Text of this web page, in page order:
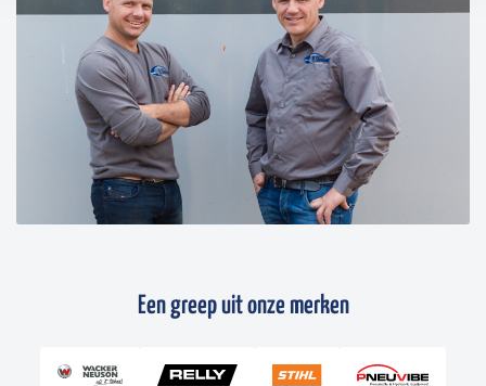
Een greep uit onze merken